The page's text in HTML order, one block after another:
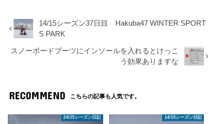
14/15シーズン37日目 Hakuba47 WINTER SPORT
S PARK
スノーボードブーツにインソールを入れるとけっこ
う効果ありますな
RECOMMEND こちらの記事も人気です。
24/25シーズン日記 14/15シーズン日記